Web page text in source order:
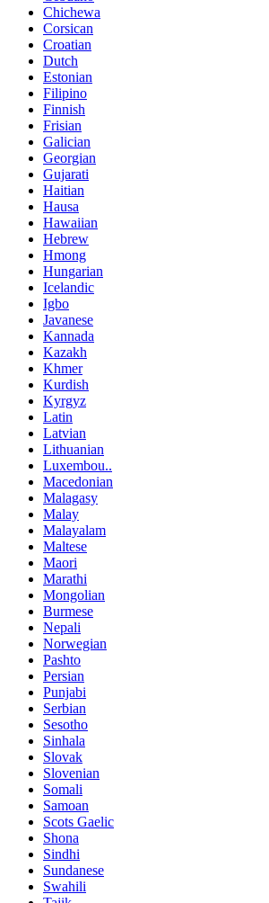
Chichewa
Corsican
Croatian
Dutch
Estonian
Filipino
Finnish
Frisian
Galician
Georgian
Gujarati
Haitian
Hausa
Hawaiian
Hebrew
Hmong
Hungarian
Icelandic
Igbo
Javanese
Kannada
Kazakh
Khmer
Kurdish
Kyrgyz
Latin
Latvian
Lithuanian
Luxembou..
Macedonian
Malagasy
Malay
Malayalam
Maltese
Maori
Marathi
Mongolian
Burmese
Nepali
Norwegian
Pashto
Persian
Punjabi
Serbian
Sesotho
Sinhala
Slovak
Slovenian
Somali
Samoan
Scots Gaelic
Shona
Sindhi
Sundanese
Swahili